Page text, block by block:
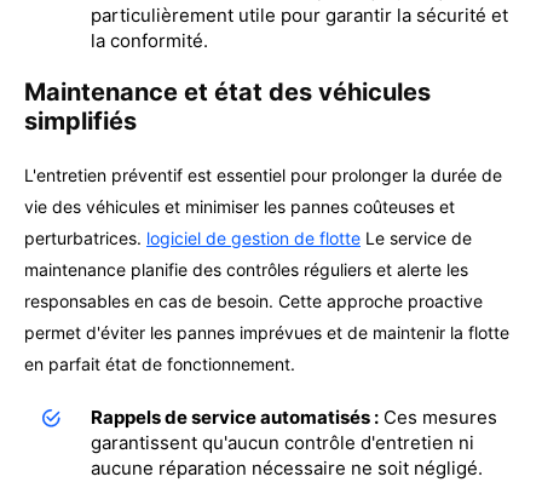
particulièrement utile pour garantir la sécurité et
la conformité.
Maintenance et état des véhicules
simplifiés
L'entretien préventif est essentiel pour prolonger la durée de
vie des véhicules et minimiser les pannes coûteuses et
perturbatrices. logiciel de gestion de flotte Le service de
maintenance planifie des contrôles réguliers et alerte les
responsables en cas de besoin. Cette approche proactive
permet d'éviter les pannes imprévues et de maintenir la flotte
en parfait état de fonctionnement.
Rappels de service automatisés : Ces mesures
garantissent qu'aucun contrôle d'entretien ni
aucune réparation nécessaire ne soit négligé.